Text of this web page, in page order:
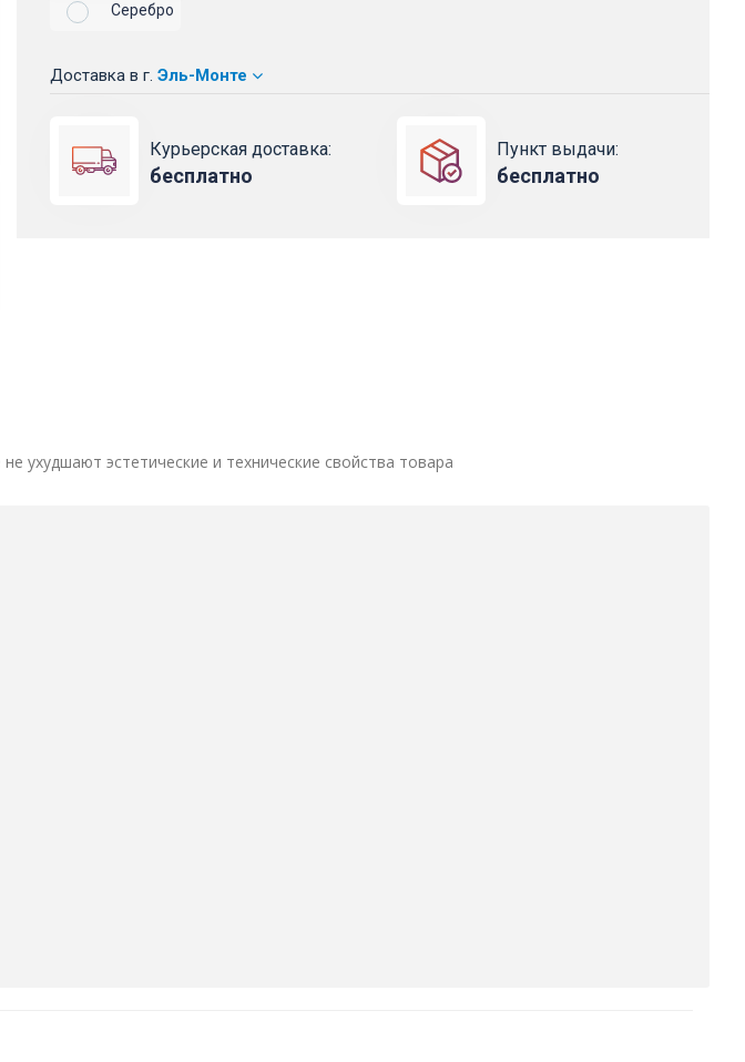
Серебро
Доставка в г. Эль-Монте
Курьерская доставка:
бесплатно
Пункт выдачи:
бесплатно
ухудшают эстетические и технические свойства товара